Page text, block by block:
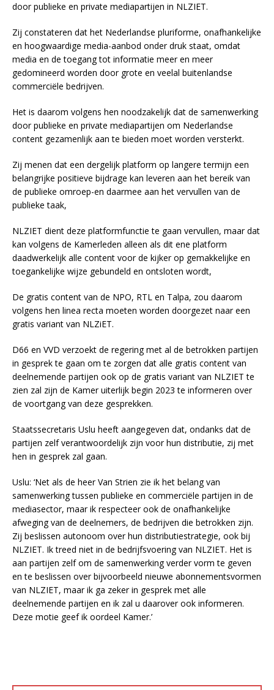
door publieke en private mediapartijen in NLZIET.
Zij constateren dat het Nederlandse pluriforme, onafhankelijke
en hoogwaardige media-aanbod onder druk staat, omdat
media en de toegang tot informatie meer en meer
gedomineerd worden door grote en veelal buitenlandse
commerciële bedrijven.
Het is daarom volgens hen noodzakelijk dat de samenwerking
door publieke en private mediapartijen om Nederlandse
content gezamenlijk aan te bieden moet worden versterkt.
Zij menen dat een dergelijk platform op langere termijn een
belangrijke positieve bijdrage kan leveren aan het bereik van
de publieke omroep-en daarmee aan het vervullen van de
publieke taak,
NLZIET dient deze platformfunctie te gaan vervullen, maar dat
kan volgens de Kamerleden alleen als dit ene platform
daadwerkelijk alle content voor de kijker op gemakkelijke en
toegankelijke wijze gebundeld en ontsloten wordt,
De gratis content van de NPO, RTL en Talpa, zou daarom
volgens hen linea recta moeten worden doorgezet naar een
gratis variant van NLZiET.
D66 en VVD verzoekt de regering met al de betrokken partijen
in gesprek te gaan om te zorgen dat alle gratis content van
deelnemende partijen ook op de gratis variant van NLZIET te
zien zal zijn de Kamer uiterlijk begin 2023 te informeren over
de voortgang van deze gesprekken.
Staatssecretaris Uslu heeft aangegeven dat, ondanks dat de
partijen zelf verantwoordelijk zijn voor hun distributie, zij met
hen in gesprek zal gaan.
Uslu: ‘Net als de heer Van Strien zie ik het belang van
samenwerking tussen publieke en commerciële partijen in de
mediasector, maar ik respecteer ook de onafhankelijke
afweging van de deelnemers, de bedrijven die betrokken zijn.
Zij beslissen autonoom over hun distributiestrategie, ook bij
NLZIET. Ik treed niet in de bedrijfsvoering van NLZIET. Het is
aan partijen zelf om de samenwerking verder vorm te geven
en te beslissen over bijvoorbeeld nieuwe abonnementsvormen
van NLZIET, maar ik ga zeker in gesprek met alle
deelnemende partijen en ik zal u daarover ook informeren.
Deze motie geef ik oordeel Kamer.’